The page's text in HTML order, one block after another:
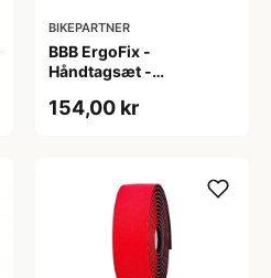
BIKEPARTNER
BBB ErgoFix -
Håndtagsæt -
Sort
154,00 kr